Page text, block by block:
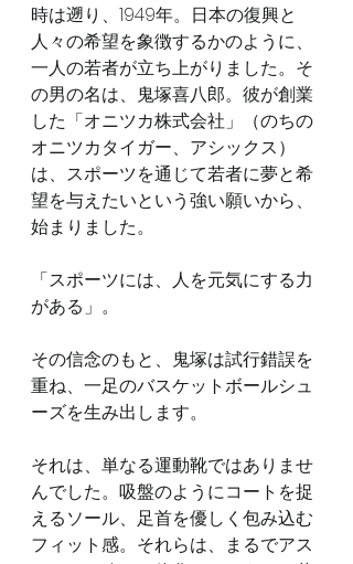
時は遡り、1949年。日本の復興と
人々の希望を象徴するかのように、
一人の若者が立ち上がりました。そ
の男の名は、鬼塚喜八郎。彼が創業
した「オニツカ株式会社」（のちの
オニツカタイガー、アシックス）
は、スポーツを通じて若者に夢と希
望を与えたいという強い願いから、
始まりました。
「スポーツには、人を元気にする力
がある」。
その信念のもと、鬼塚は試行錯誤を
重ね、一足のバスケットボールシュ
ーズを生み出します。
それは、単なる運動靴ではありませ
んでした。吸盤のようにコートを捉
えるソール、足首を優しく包み込む
フィット感。それらは、まるでアス